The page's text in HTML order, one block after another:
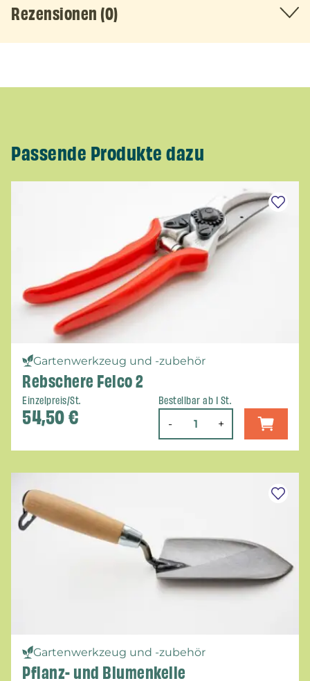
Rezensionen (0)
Passende Produkte dazu
Gartenwerkzeug und -zubehör
Rebschere Felco 2
Einzelpreis/St.
54,50€
Bestellbar ab 1 St.
- +
Gartenwerkzeug und -zubehör
Pflanz- und Blumenkelle